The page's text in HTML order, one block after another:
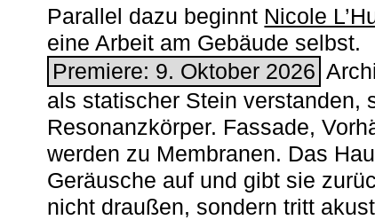
Parallel dazu beginnt Nicole
eine Arbeit am Gebäude selbst.
Premiere: 9. Oktober 2026
als statischer Stein verstanden,
Resonanzkörper. Fassade,
werden zu Membranen. Das
Geräusche auf und gibt sie
nicht draußen, sondern tritt